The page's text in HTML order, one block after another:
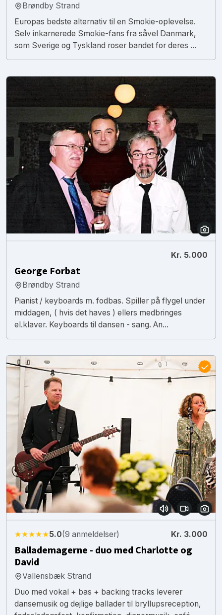
Brøndby Strand
Europas bedste alternativ til en Smokie-oplevelse.
Selv inkarnerede Smokie-fans fra såvel Danmark,
som Sverige og Tyskland roser bandet for deres ...
Kr. 5.000
George Forbat
Brøndby Strand
Pianist / keyboards m. fodbas. Spiller på flygel under
middagen, ( hvis det haves ) ellers medbringes
el.klaver. Keyboards til dansen - sang. An...
★★★★★5.0(9 anmeldelser) Kr. 3.000
Ballademagerne - duo med Charlotte og
David
Vallensbæk Strand
Duo med vokal + bas + backing tracks leverer
dansemusik og dejlige ballader til bryllupsreception,